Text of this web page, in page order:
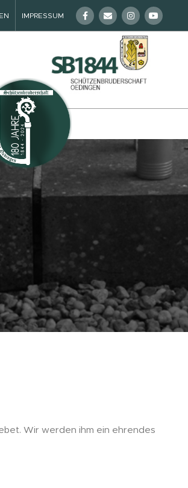
IMPRESSUM
Wir werden ihm ein ehrendes